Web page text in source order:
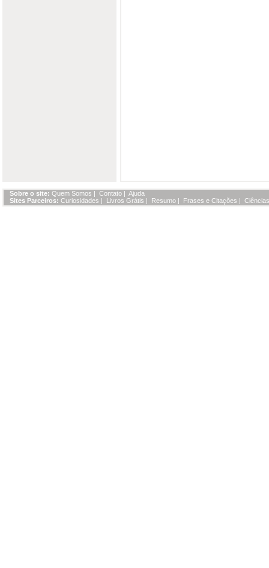
Sobre o site: Quem Somos | Contato | Ajuda
Sites Parceiros: Curiosidades | Livros Grátis | Resumo | Frases e Citações |